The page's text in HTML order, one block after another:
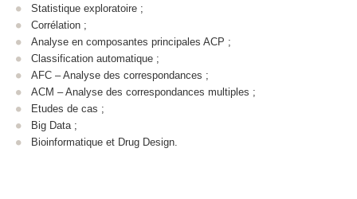
Statistique exploratoire ;
Corrélation ;
Analyse en composantes principales ACP ;
Classification automatique ;
AFC – Analyse des correspondances ;
ACM – Analyse des correspondances multiples ;
Etudes de cas ;
Big Data ;
Bioinformatique et Drug Design.